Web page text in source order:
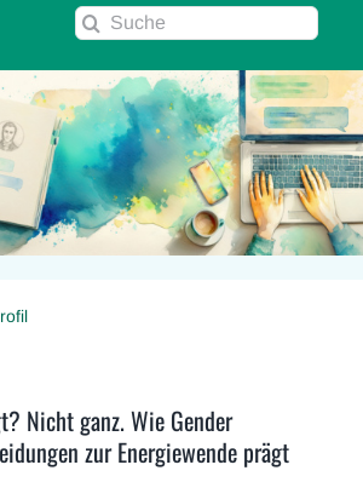
Suche
Nicht ganz. Wie Gender
zur Energiewende prägt